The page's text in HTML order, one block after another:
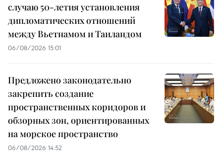
случаю 50-летия установления
дипломатических отношений
между Вьетнамом и Таиландом
06/08/2026 15:01
Предложено законодательно
закрепить создание
пространственных коридоров и
обзорных зон, ориентированных
на морское пространство
06/08/2026 14:52